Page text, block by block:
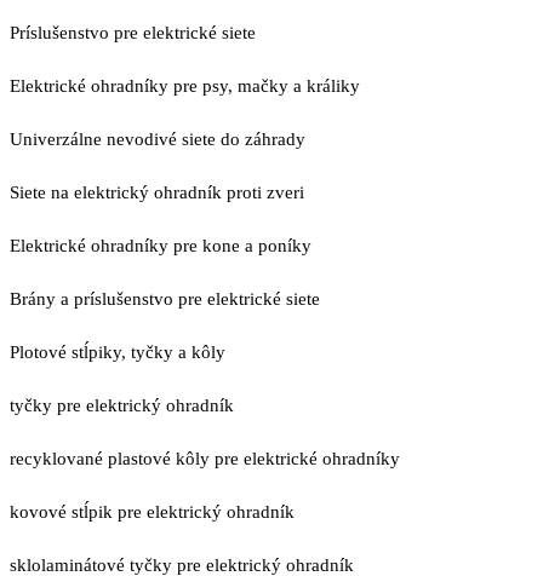
Príslušenstvo pre elektrické siete
Elektrické ohradníky pre psy, mačky a králiky
Univerzálne nevodivé siete do záhrady
Siete na elektrický ohradník proti zveri
Elektrické ohradníky pre kone a poníky
Brány a príslušenstvo pre elektrické siete
Plotové stĺpiky, tyčky a kôly
tyčky pre elektrický ohradník
recyklované plastové kôly pre elektrické ohradníky
kovové stĺpik pre elektrický ohradník
sklolaminátové tyčky pre elektrický ohradník